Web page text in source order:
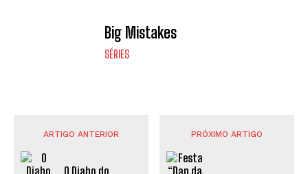
Big Mistakes
SÉRIES
ARTIGO ANTERIOR
O Diabo do
PRÓXIMO ARTIGO